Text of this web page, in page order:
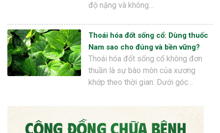
độ nặng và không…
Thoái hóa đốt sống cổ: Dùng thuốc
Nam sao cho đúng và bền vững?
Thoái hóa đốt sống cổ không đơn
thuần là sự bào mòn của xương
khớp theo thời gian. Dưới góc…